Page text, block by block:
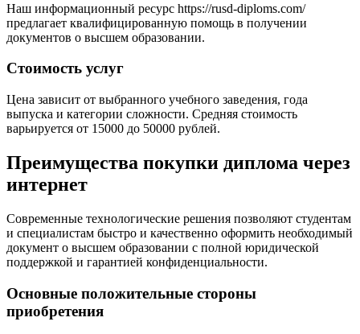
Наш информационный ресурс https://rusd-diploms.com/
предлагает квалифицированную помощь в получении
документов о высшем образовании.
Стоимость услуг
Цена зависит от выбранного учебного заведения, года
выпуска и категории сложности. Средняя стоимость
варьируется от 15000 до 50000 рублей.
Преимущества покупки диплома через
интернет
Современные технологические решения позволяют студентам
и специалистам быстро и качественно оформить необходимый
документ о высшем образовании с полной юридической
поддержкой и гарантией конфиденциальности.
Основные положительные стороны
приобретения